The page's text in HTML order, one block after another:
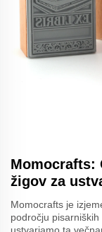
Momocrafts:
žigov za
Momocrafts je
področju